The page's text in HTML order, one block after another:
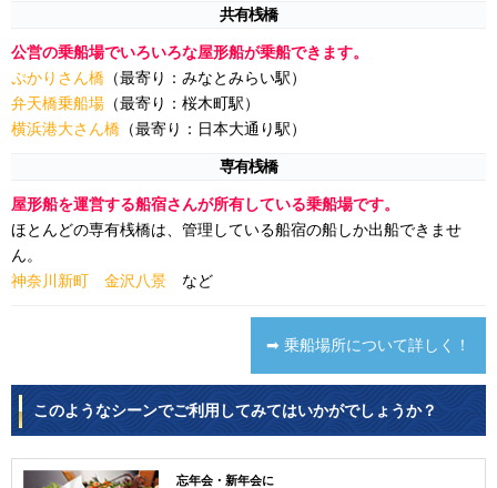
共有桟橋
公営の乗船場でいろいろな屋形船が乗船できます。
ぷかりさん橋 （最寄り：みなとみらい駅）
弁天橋乗船場 （最寄り：桜木町駅）
横浜港大さん橋 （最寄り：日本大通り駅）
専有桟橋
屋形船を運営する船宿さんが所有している乗船場です。
ほとんどの専有桟橋は、管理している船宿の船しか出船できませ
ん。
神奈川新町 金沢八景 など
➡ 乗船場所について詳しく！
このようなシーンでご利用してみてはいかがでしょうか？
忘年会・新年会に